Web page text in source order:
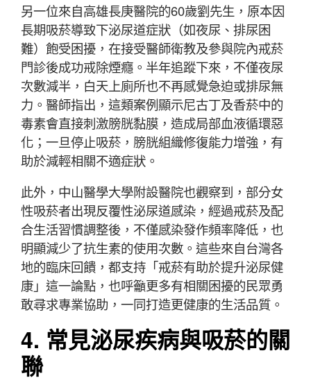
另一位來自高雄長庚醫院的60歲劉先生，原本因
長期吸菸導致下泌尿道症狀（如夜尿、排尿困
難）飽受困擾，在接受醫師衛教及參與院內戒菸
門診後成功戒除煙癮。半年追蹤下來，不僅夜尿
次數減半，白天上廁所也不再感覺急迫或排尿無
力。醫師指出，這類案例顯示尼古丁及香菸中的
毒素會直接刺激膀胱黏膜，造成局部血液循環惡
化；一旦停止吸菸，膀胱組織修復能力增強，有
助於減輕相關不適症狀。
此外，中山醫學大學附設醫院也觀察到，部分女
性吸菸者出現反覆性泌尿道感染，經過戒菸及配
合生活習慣調整後，不僅感染發作頻率降低，也
明顯減少了抗生素的使用次數。這些來自台灣各
地的臨床回饋，都支持「戒菸有助於提升泌尿健
康」這一論點，也呼籲更多有相關困擾的民眾勇
敢尋求專業協助，一同打造更健康的生活品質。
4. 常見泌尿疾病與吸菸的關
聯